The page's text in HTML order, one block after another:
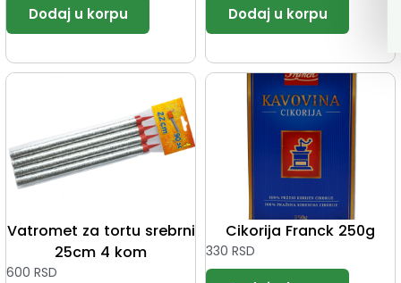
Vatromet za tortu srebrni
25cm 4 kom
600 RSD
Cikorija Franck 250g
330 RSD